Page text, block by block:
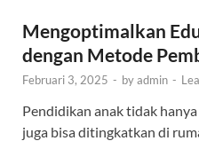
Mengoptimalkan
dengan Metode
Februari 3, 2025 - byadmin -
Pendidikan anak tidak
juga bisa ditingkatkan di